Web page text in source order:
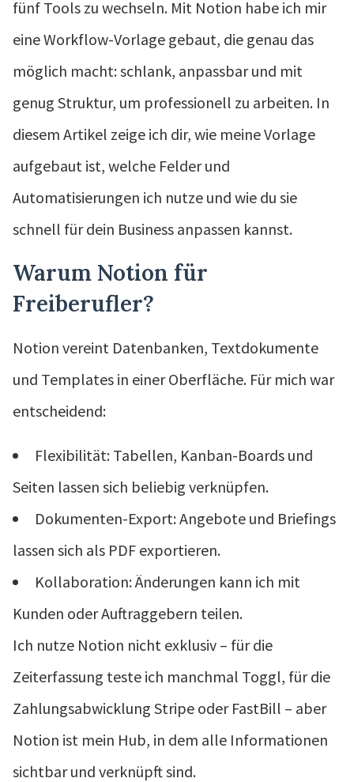
fünf Tools zu wechseln. Mit Notion habe ich mir
eine Workflow-Vorlage gebaut, die genau das
möglich macht: schlank, anpassbar und mit
genug Struktur, um professionell zu arbeiten. In
diesem Artikel zeige ich dir, wie meine Vorlage
aufgebaut ist, welche Felder und
Automatisierungen ich nutze und wie du sie
schnell für dein Business anpassen kannst.
Warum Notion für
Freiberufler?
Notion vereint Datenbanken, Textdokumente
und Templates in einer Oberfläche. Für mich war
entscheidend:
Flexibilität: Tabellen, Kanban-Boards und
Seiten lassen sich beliebig verknüpfen.
Dokumenten-Export: Angebote und Briefings
lassen sich als PDF exportieren.
Kollaboration: Änderungen kann ich mit
Kunden oder Auftraggebern teilen.
Ich nutze Notion nicht exklusiv – für die
Zeiterfassung teste ich manchmal Toggl, für die
Zahlungsabwicklung Stripe oder FastBill – aber
Notion ist mein Hub, in dem alle Informationen
sichtbar und verknüpft sind.